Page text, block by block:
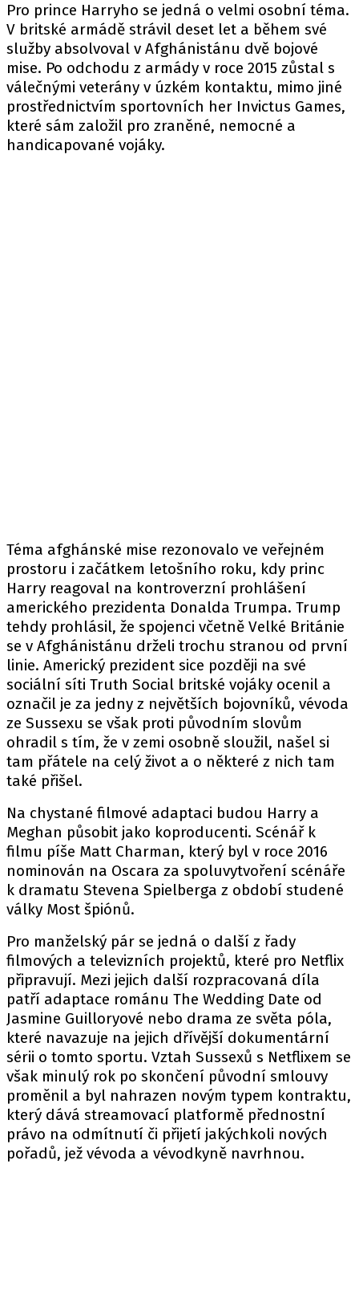
Pro prince Harryho se jedná o velmi osobní téma.
V britské armádě strávil deset let a během své
služby absolvoval v Afghánistánu dvě bojové
mise. Po odchodu z armády v roce 2015 zůstal s
válečnými veterány v úzkém kontaktu, mimo jiné
prostřednictvím sportovních her Invictus Games,
které sám založil pro zraněné, nemocné a
handicapované vojáky.
Téma afghánské mise rezonovalo ve veřejném
prostoru i začátkem letošního roku, kdy princ
Harry reagoval na kontroverzní prohlášení
amerického prezidenta Donalda Trumpa. Trump
tehdy prohlásil, že spojenci včetně Velké Británie
se v Afghánistánu drželi trochu stranou od první
linie. Americký prezident sice později na své
sociální síti Truth Social britské vojáky ocenil a
označil je za jedny z největších bojovníků, vévoda
ze Sussexu se však proti původním slovům
ohradil s tím, že v zemi osobně sloužil, našel si
tam přátele na celý život a o některé z nich tam
také přišel.
Na chystané filmové adaptaci budou Harry a
Meghan působit jako koproducenti. Scénář k
filmu píše Matt Charman, který byl v roce 2016
nominován na Oscara za spoluvytvoření scénáře
k dramatu Stevena Spielberga z období studené
války Most špiónů.
Pro manželský pár se jedná o další z řady
filmových a televizních projektů, které pro Netflix
připravují. Mezi jejich další rozpracovaná díla
patří adaptace románu The Wedding Date od
Jasmine Guilloryové nebo drama ze světa póla,
které navazuje na jejich dřívější dokumentární
sérii o tomto sportu. Vztah Sussexů s Netflixem se
však minulý rok po skončení původní smlouvy
proměnil a byl nahrazen novým typem kontraktu,
který dává streamovací platformě přednostní
právo na odmítnutí či přijetí jakýchkoli nových
pořadů, jež vévoda a vévodkyně navrhnou.